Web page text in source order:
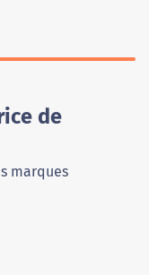
de
marques